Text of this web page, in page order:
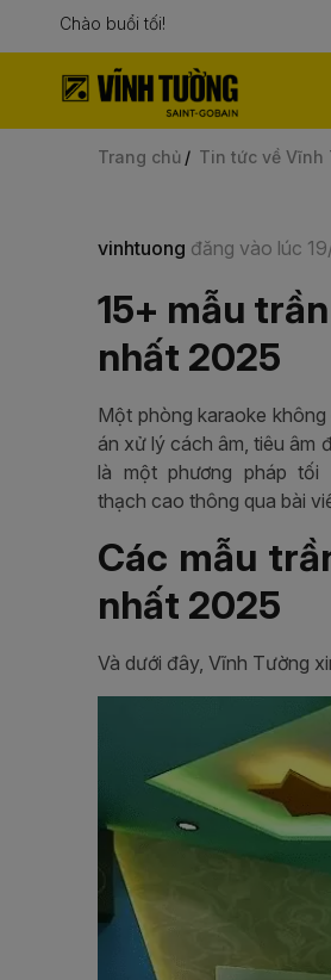
Chào buổi tối!
Trang chủ Tin tức về Vĩnh
vinhtuong đăng vào lúc
15+ mẫu
nhất 2025
Một phòng karaoke
án xử lý cách âm, tiêu âm
là một phương pháp
thạch cao thông qua bài
Các mẫu
nhất 2025
Và dưới đây, Vĩnh Tường